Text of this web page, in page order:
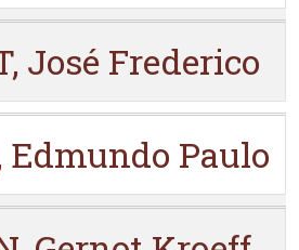
José Frederico
Edmundo Paulo